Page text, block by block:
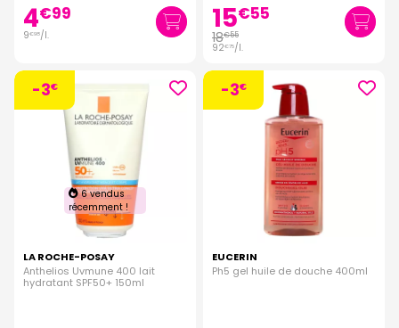
4€99
9€98/l. 15€55
18€55
92€75/l.
-3€
6 vendus
récemment !
LA ROCHE-POSAY
Anthelios Uvmune 400 lait
hydratant SPF50+ 150ml
-3€
EUCERIN
Ph5 gel huile de douche 400ml